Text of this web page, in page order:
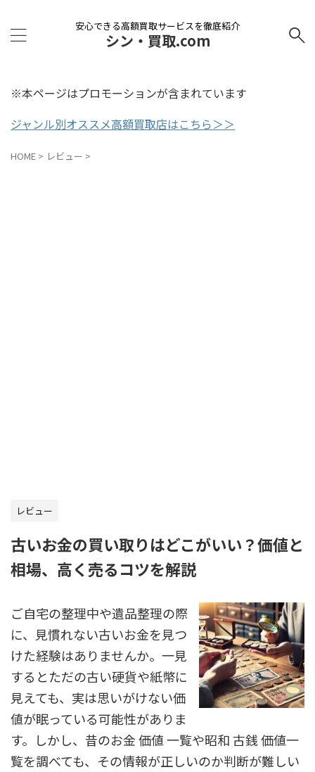
安心できる高額買取サービスを徹底紹介
シン・買取.com
※本ページはプロモーションが含まれています
ジャンル別オススメ高額買取店はこちら＞＞
HOME > レビュー >
レビュー
古いお金の買い取りはどこがいい？価値と
相場、高く売るコツを解説
ご自宅の整理中や遺品整理の際
に、見慣れない古いお金を見つ
けた経験はありませんか。一見
するとただの古い硬貨や紙幣に
見えても、実は思いがけない価
値が眠っている可能性がありま
す。しかし、昔のお金 価値 一覧や昭和 古銭 価値一
覧を調べても、その情報が正しいのか判断が難しい